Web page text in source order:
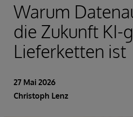
Warum
die Zukunft KI-
Lieferketten ist
27 Mai 2026
Christoph Lenz